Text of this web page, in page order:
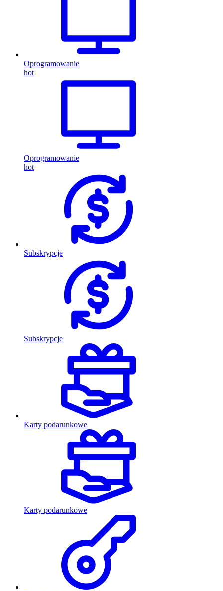
Oprogramowanie
hot
Oprogramowanie
hot
Subskrypcje
Subskrypcje
Karty podarunkowe
Karty podarunkowe